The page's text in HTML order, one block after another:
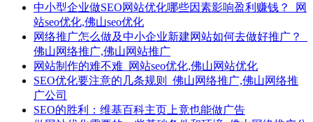
中小型企业做SEO网站优化哪些因素影响盈利赚钱？_网
站seo优化,佛山seo优化
网络推广怎么做及中小企业新建网站如何去做好推广？_
佛山网络推广,佛山网站推广
网站制作的难不难_网站seo优化,佛山网站优化
SEO优化要注意的几条规则_佛山网络推广,佛山网络推
广公司
SEO的胜利：维基百科主页上竟也能做广告